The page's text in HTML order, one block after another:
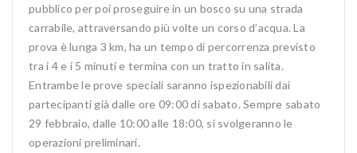
pubblico per poi proseguire in un bosco su una strada
carrabile, attraversando più volte un corso d’acqua. La
prova è lunga 3 km, ha un tempo di percorrenza previsto
tra i 4 e i 5 minuti e termina con un tratto in salita.
Entrambe le prove speciali saranno ispezionabili dai
partecipanti già dalle ore 09:00 di sabato. Sempre sabato
29 febbraio, dalle 10:00 alle 18:00, si svolgeranno le
operazioni preliminari.